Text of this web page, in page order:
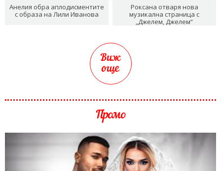
Анелия обра аплодисментите
с образа на Лили Иванова
Роксана отваря нова
музикална страница с
„Джелем, Джелем“
Виж
още
Промо